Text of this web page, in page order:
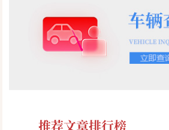
推荐文章排行榜